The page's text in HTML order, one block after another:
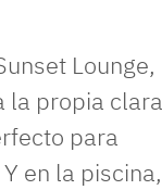
Lounge,
la propia clara
para
en la piscina,